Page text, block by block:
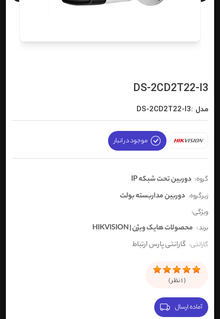
DS-2CD2T22-I3
مدل :DS-2CD2T22-I3
موجود در انبار
گروه: دوربین تحت شبکه IP
زیرگروه: دوربین مداربسته بولت
ویژگی:
برند : محصولات هایک ویژن | HIKVISION
گارانتی: گارانتی پارس ارتباط
(
1نظر )
آماده ارسال